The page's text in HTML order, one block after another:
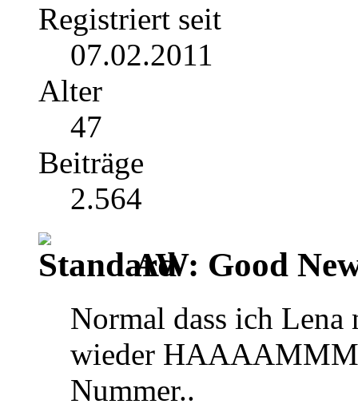
Registriert seit
07.02.2011
Alter
47
Beiträge
2.564
AW: Good
Normal dass ich Lena
wieder
Nummer..